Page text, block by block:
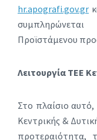
hr.apografi.gov.gr
Προϊστάμενου
Λειτουργία ΤΕΕ
Στο πλαίσιο
Κεντρικής &
προτεραιότητα,